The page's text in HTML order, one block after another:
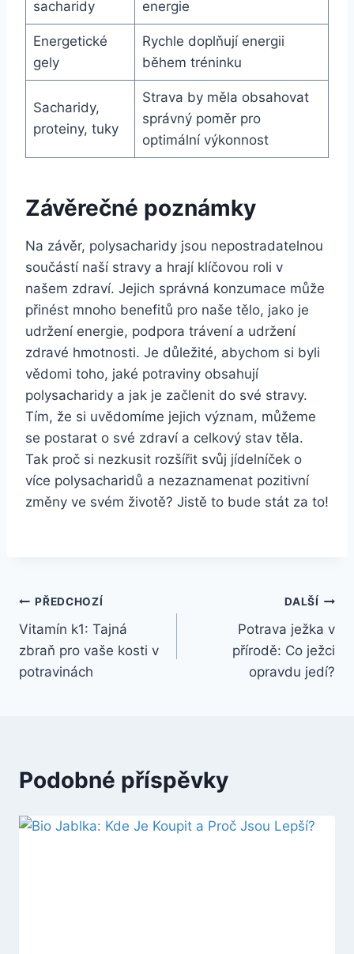
sacharidy energie
Energetické
gely
Rychle doplňují energii
během tréninku
Sacharidy,
proteiny, tuky
Strava by měla obsahovat
správný poměr pro
optimální výkonnost
Závěrečné poznámky
Na závěr, polysacharidy jsou nepostradatelnou
součástí naší stravy a hrají klíčovou roli v
našem zdraví. Jejich správná konzumace může
přinést mnoho benefitů pro naše tělo, jako je
udržení energie, podpora trávení a udržení
zdravé hmotnosti. Je důležité, abychom si byli
vědomi toho, jaké potraviny obsahují
polysacharidy a jak je začlenit do své stravy.
Tím, že si uvědomíme jejich význam, můžeme
se postarat o své zdraví a celkový stav těla.
Tak proč si nezkusit rozšířit svůj jídelníček o
více polysacharidů a nezaznamenat pozitivní
změny ve svém životě? Jistě to bude stát za to!
Navigace
pro
příspěvek
PŘEDCHOZÍ
Vitamín k1: Tajná
zbraň pro vaše kosti v
potravinách
DALŠÍ
Potrava ježka v
přírodě: Co ježci
opravdu jedí?
Podobné příspěvky